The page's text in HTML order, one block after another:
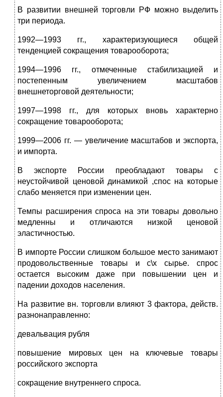
В развитии внешней торговли РФ можно выделить
три периода.
1992—1993 гг., характеризующиеся общей
тенденцией сокращения товарооборота;
1994—1996 гг., отмеченные стабилизацией и
постепенным увеличением масштабов
внешнеторговой деятельности;
1997—1998 гг., для которых вновь характерно
сокращение товарооборота;
1999—2006 гг. — увеличение масштабов и экспорта,
и импорта.
В экспорте России преобладают товары с
неустойчивой ценовой динамикой ,спос на которые
слабо меняется при изменении цен.
Темпы расширения спроса на эти товары довольно
медленны и отличаются низкой ценовой
эластичностью.
В импорте России слишком большое место занимают
продовольственные товары и с\х сырье. спрос
остается высоким даже при повышении цен и
падении доходов населения.
На развитие вн. торговли влияют 3 фактора, действ.
разнонаправленно:
девальвация рубля
повышение мировых цен на ключевые товары
российского экспорта
сокращение внутреннего спроса.